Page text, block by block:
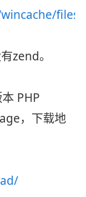
files/
zend。
PHP
，下载地